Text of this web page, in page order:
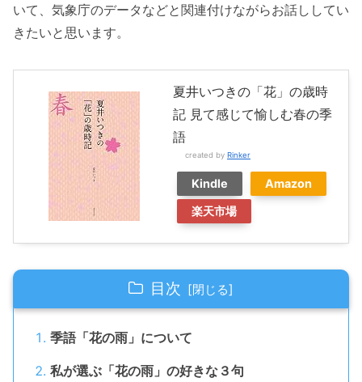
いて、気象庁のデータなどと関連付けながらお話ししてい
きたいと思います。
夏井いつきの「花」の歳時
記 見て感じて愉しむ春の季
語
created by Rinker
Kindle
Amazon
楽天市場
目次
季語「花の雨」について
私が選ぶ「花の雨」の好きな３句